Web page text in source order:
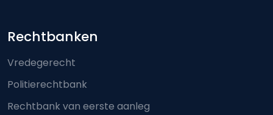
Footer-menu
Rechtbanken
Vredegerecht
Politierechtbank
Rechtbank van eerste aanleg